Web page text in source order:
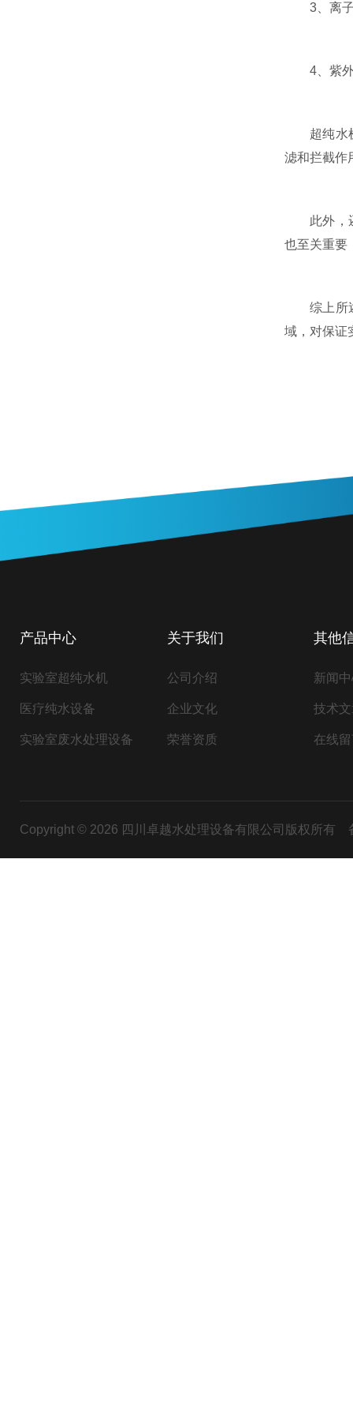
3、离子
4、紫外
超纯水机
滤和拦截作
此外，还
也至关重要
综上所述
域，对保证
产品中心
实验室超纯水机
医疗纯水设备
实验室废水处理设备
关于我们
公司介绍
企业文化
荣誉资质
其他
新闻
技术
在线
Copyright © 2026 四川卓越水处理设备有限公司版权所有